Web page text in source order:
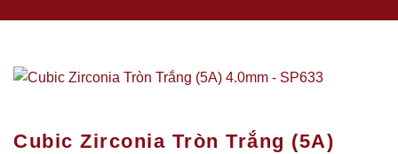
Cubic Zirconia Tròn Trắng (5A)